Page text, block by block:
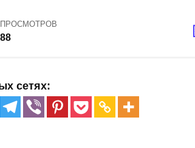
ПРОСМОТРОВ
88
сетях: